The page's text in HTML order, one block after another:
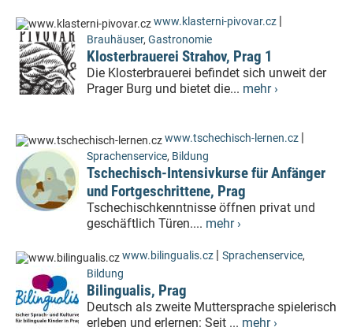
www.klasterni-pivovar.cz |
Brauhäuser, Gastronomie
Klosterbrauerei Strahov, Prag 1
Die Klosterbrauerei befindet sich unweit der
Prager Burg und bietet die... mehr ›
www.tschechisch-lernen.cz |
Sprachenservice, Bildung
Tschechisch-Intensivkurse für Anfänger
und Fortgeschrittene, Prag
Tschechischkenntnisse öffnen privat und
geschäftlich Türen.... mehr ›
www.bilingualis.cz | Sprachenservice,
Bildung
Bilingualis, Prag
Deutsch als zweite Muttersprache spielerisch
erleben und erlernen: Seit ... mehr ›